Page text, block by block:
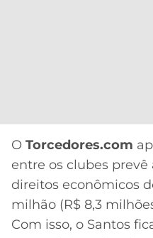
ONLINE
2026
GRÊMIO
ATLÉTICO
MG
O Torcedores.com
entre os clubes prevê
direitos econômicos
milhão (R$ 8,3
Com isso, o Santos